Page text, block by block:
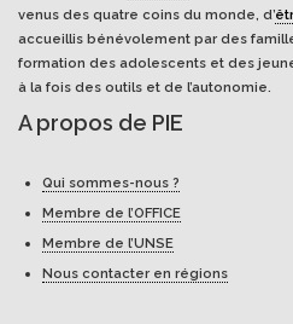
venus des quatre coins du monde, d’
accueillis bénévolement par des
formation des adolescents et des
à la fois des outils et de l’autonomie.
A propos de PIE
Qui sommes-nous ?
Membre de l’OFFICE
Membre de l’UNSE
Nous contacter en régions